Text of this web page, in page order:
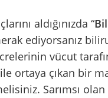
aldığınızda “
ediyorsanız
vücut
ortaya çıkan bir
Sarımsı olan